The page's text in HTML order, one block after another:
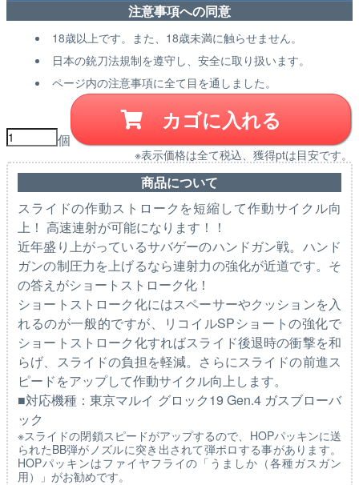
注意事項への同意
18歳以上です。また、18歳未満に触らせません。
日本の銃刀法規制を遵守し、安全に取り扱います。
ページ内の注意事項に全て目を通しました。
個
カゴに入れる
※表示価格は全て税込、獲得ptは目安です。
商品について
スライドの作動ストロークを短縮して作動サイクル向
上！ 高速連射が可能になります！！
近年盛り上がっているサバゲーのハンドガン戦。ハンド
ガンの制圧力を上げるなら連射力の強化が近道です。そ
の答えがショートストローク化！
ショートストローク化にはスペーサーやクッションを入
れるのが一般的ですが、リコイルSPショートの強化で
ショートストローク化すればスライド後退時の衝撃を和
らげ、スライドの負担を軽減。さらにスライドの前進ス
ピードをアップして作動サイクル向上します。
■対応機種：東京マルイ グロック19 Gen.4 ガスブローバ
ック
※スライドの閉鎖スピードがアップするので、HOPパッキンに送
られたBB弾がノズルに突き出されて弾ポロする事があります。
HOPパッキンはファイヤフライの「うましか（各種ガスガン
用）」がお勧めです。